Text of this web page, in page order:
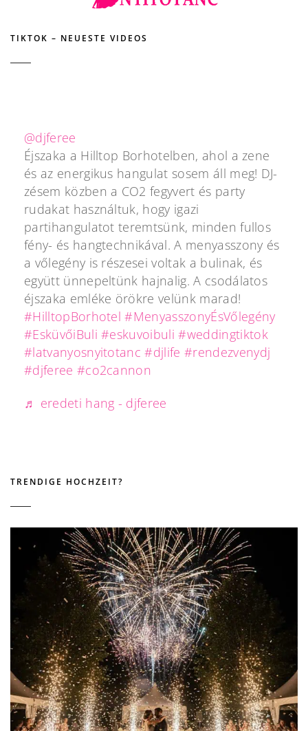
TIKTOK – NEUESTE VIDEOS
@djferee
Éjszaka a Hilltop Borhotelben, ahol a zene
és az energikus hangulat sosem áll meg! DJ-
zésem közben a CO2 fegyvert és party
rudakat használtuk, hogy igazi
partihangulatot teremtsünk, minden fullos
fény- és hangtechnikával. A menyasszony és
a vőlegény is részesei voltak a bulinak, és
együtt ünnepeltünk hajnalig. A csodálatos
éjszaka emléke örökre velünk marad!
#HilltopBorhotel #MenyasszonyÉsVőlegény
#EsküvőiBuli #eskuvoibuli #weddingtiktok
#latvanyosnyitotanc #djlife #rendezvenydj
#djferee #co2cannon
♬ eredeti hang - djferee
TRENDIGE HOCHZEIT?